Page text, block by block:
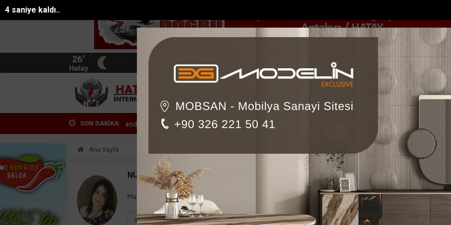
3 saniye kaldı..
26°
Hatay
BIST 13.744
SPOR SAĞLIK
SON DAKİKA:
yangın paniği: 5 kişi dumandan etk... Seyir halindeyken aniden alev alan otomobilde... Bakan Kurumun katılımıyla Hatayda 8 bin
Yazarlar
Ana Sayfa
NURSEL CENGIZ SEÇER
Mail: nurselcengiz@mailyok.com